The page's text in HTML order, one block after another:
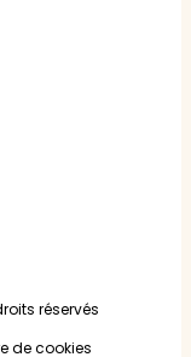
réservés
de cookies